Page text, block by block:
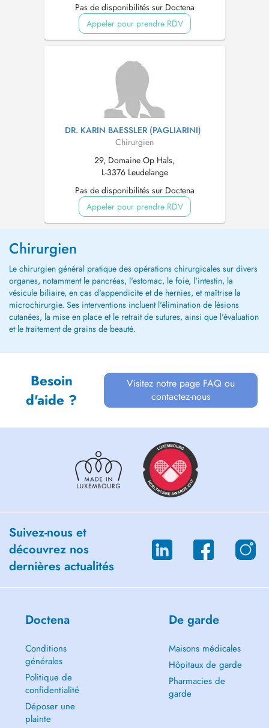
Pas de disponibilités sur Doctena
Appeler pour prendre RDV
DR. KARIN BAESSLER (PAGLIARINI)
Chirurgien
29, Domaine Op Hals,
L-3376 Leudelange
Pas de disponibilités sur Doctena
Appeler pour prendre RDV
Chirurgien
Le chirurgien général pratique des opérations chirurgicales sur divers
organes, notamment le pancréas, l'estomac, le foie, l'intestin, la
vésicule biliaire, en cas d'appendicite et de hernies, et maîtrise la
microchirurgie. Ses interventions incluent l'élimination de lésions
cutanées, la mise en place et le retrait de sutures, ainsi que l'évaluation
et le traitement de grains de beauté.
Besoin
d'aide ?
Visitez notre page FAQ ou
contactez-nous
Suivez-nous et
découvrez nos
dernières actualités
Doctena
Conditions
générales
Politique de
confidentialité
Déposer une
plainte
De garde
Maisons médicales
Hôpitaux de garde
Pharmacies de
garde